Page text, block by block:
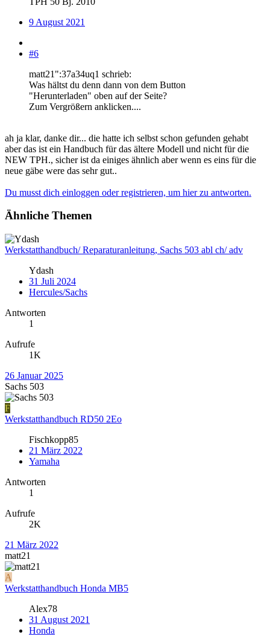
9 August 2021
#6
matt21":37a34uq1 schrieb:
Was hältst du denn dann von dem Button
"Herunterladen" oben auf der Seite?
Zum Vergrößern anklicken....
ah ja klar, danke dir... die hatte ich selbst schon gefunden gehabt
aber das ist ein Handbuch für das ältere Modell und nicht für die
NEW TPH., sicher ist da einiges ähnlich aber wenn es eins für die
neue gäbe were das sehr gut..
Du musst dich einloggen oder registrieren, um hier zu antworten.
Ähnliche Themen
Werkstatthandbuch/ Reparaturanleitung, Sachs 503 abl ch/ adv
Ydash
31 Juli 2024
Hercules/Sachs
Antworten
1
Aufrufe
1K
26 Januar 2025
Sachs 503
F
Werkstatthandbuch RD50 2Eo
Fischkopp85
21 März 2022
Yamaha
Antworten
1
Aufrufe
2K
21 März 2022
matt21
A
Werkstatthandbuch Honda MB5
Alex78
31 August 2021
Honda